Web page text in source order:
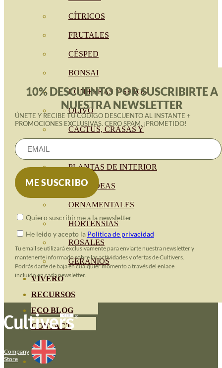
CÍTRICOS
FRUTALES
CÉSPED
BONSAI
CONÍFERAS Y SETOS
OLIVO
CACTUS, CRASAS Y
PLANTAS DE INTERIOR
ORQUIDEAS
ORNAMENTALES
HORTENSIAS
ROSALES
GERANIOS
VIVERO
RECURSOS
ECO BLOG
CONTACT
10% DESCUENTO POR SUSCRIBIRTE A
NUESTRA NEWSLETTER
ÚNETE Y RECIBE TU CÓDIGO DESCUENTO AL INSTANTE +
PROMOCIONES EXCLUSIVAS. CERO SPAM, ¡PROMETIDO!
Quiero suscribirme a la newsletter
He leido y acepto la Política de privacidad
Tu email se utilizará exclusivamente para enviarte nuestra newsletter y
mantenerte informado sobre las actividades y ofertas de Cultivers.
Podrás darte de baja en cualquier momento a través del enlace
incluido en cada newsletter.
Company
Store